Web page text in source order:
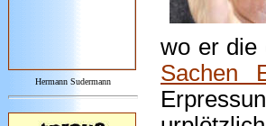
Hermann Sudermann
wo er die
Sachen